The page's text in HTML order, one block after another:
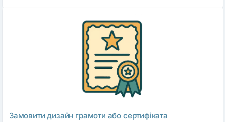
Замовити дизайн грамоти або сертифіката